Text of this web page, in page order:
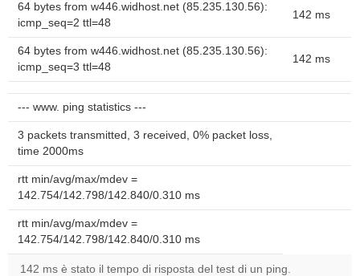
64 bytes from w446.widhost.net (85.235.130.56):
icmp_seq=2 ttl=48
142 ms
64 bytes from w446.widhost.net (85.235.130.56):
icmp_seq=3 ttl=48
142 ms
--- www. ping statistics ---
3 packets transmitted, 3 received, 0% packet loss,
time 2000ms
rtt min/avg/max/mdev =
142.754/142.798/142.840/0.310 ms
rtt min/avg/max/mdev =
142.754/142.798/142.840/0.310 ms
142 ms è stato il tempo di risposta del test di un ping.